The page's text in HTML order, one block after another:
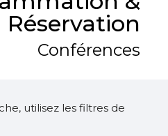
Réservation
Conférences
utilisez les filtres de